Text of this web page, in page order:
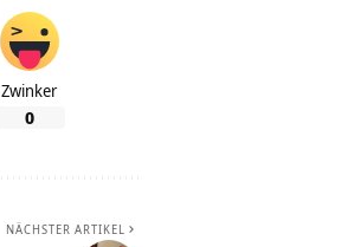
Zwinker
0
NÄCHSTER ARTIKEL